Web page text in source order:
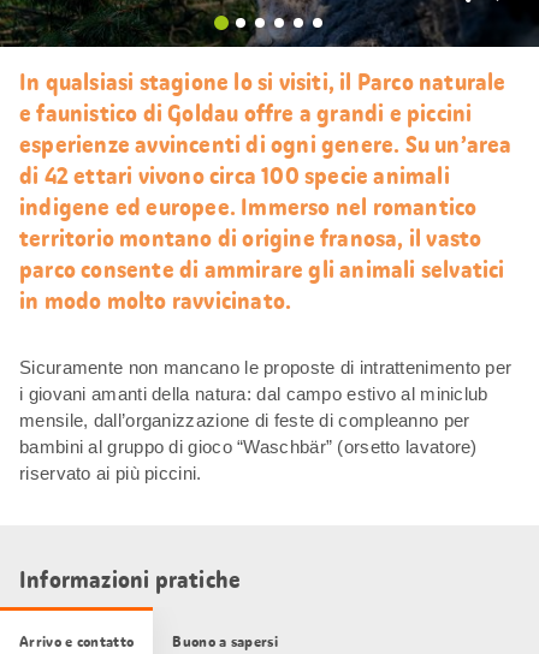
In qualsiasi stagione lo si visiti, il Parco naturale
e faunistico di Goldau offre a grandi e piccini
esperienze avvincenti di ogni genere. Su un’area
di 42 ettari vivono circa 100 specie animali
indigene ed europee. Immerso nel romantico
territorio montano di origine franosa, il vasto
parco consente di ammirare gli animali selvatici
in modo molto ravvicinato.
Sicuramente non mancano le proposte di intrattenimento per
i giovani amanti della natura: dal campo estivo al miniclub
mensile, dall’organizzazione di feste di compleanno per
bambini al gruppo di gioco “Waschbär” (orsetto lavatore)
riservato ai più piccini.
Informazioni pratiche
Arrivo e contatto Buono a sapersi